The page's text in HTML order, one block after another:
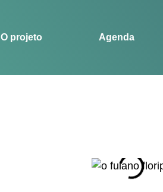
O projeto Agenda